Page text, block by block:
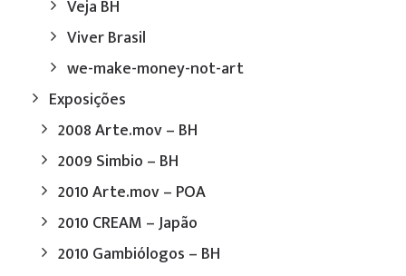
Veja BH
Viver Brasil
we-make-money-not-art
Exposições
2008 Arte.mov – BH
2009 Simbio – BH
2010 Arte.mov – POA
2010 CREAM – Japão
2010 Gambiólogos – BH